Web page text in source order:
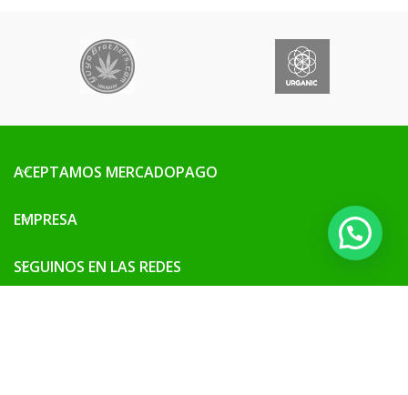
ACEPTAMOS MERCADOPAGO
EMPRESA
SEGUINOS EN LAS REDES